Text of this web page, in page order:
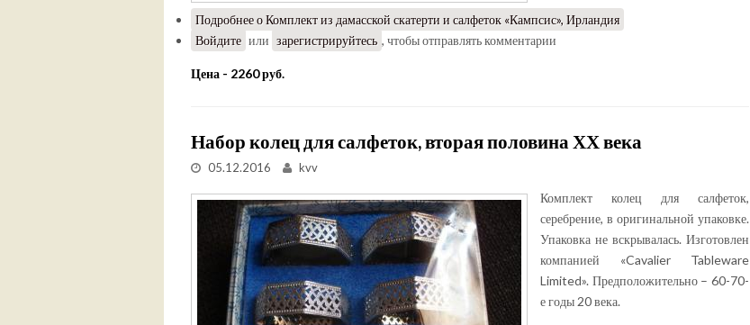
Подробнеео Комплект из дамасской скатерти и салфеток «Кампсис», Ирландия
Войдите или зарегистрируйтесь , чтобы отправлять комментарии
Цена - 2260 руб.
Набор колец для салфеток, вторая половина ХХ века
05.12.2016 kvv
Комплект колец для салфеток,
серебрение, в оригинальной упаковке.
Упаковка не вскрывалась. Изготовлен
компанией «Cavalier Tableware
Limited». Предположительно – 60-70-
е годы 20 века.